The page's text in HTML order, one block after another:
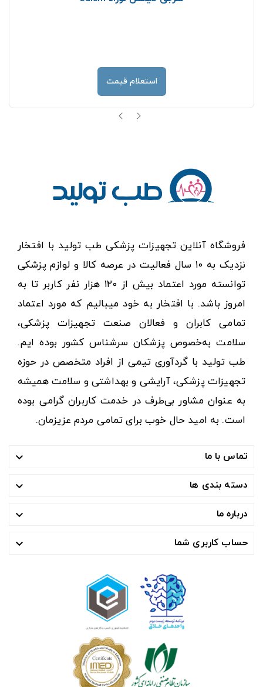
استعلام قیمت
فروشگاه آنلاین تجهیزات پزشکی طب تولید با افتخار
نزدیک به ۱۰ سال فعالیت در عرصه کالا و لوازم پزشکی
توانسته مورد اعتماد بیش از ۱۲۰ هزار نفر کاربر تا به
امروز باشد. با افتخار به خود میبالیم که مورد اعتماد
تمامی کابران و فعالان صنعت تجهیزات پزشکی،
سلامت به‌خصوص پزشکان سرشناس کشور بوده ایم.
طب تولید با گردآوری تیمی از افراد متخصص در حوزه
تجهیزات پزشکی، آرایشی و بهداشتی و سلامت همیشه
به عنوان مشاور بی‌طرف در خدمت کاربران گرامی بوده
است. به امید حال خوب برای تمامی مردم عزیزمان.
تماس با ما 
دسته بندی ها 
درباره ما 
حساب کاربری شما 